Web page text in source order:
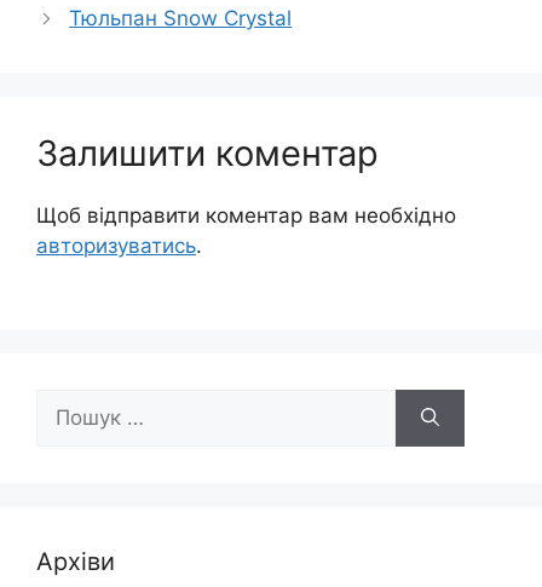
Тюльпан Snow Crystal
Залишити коментар
Щоб відправити коментар вам необхідно
авторизуватись.
Архіви